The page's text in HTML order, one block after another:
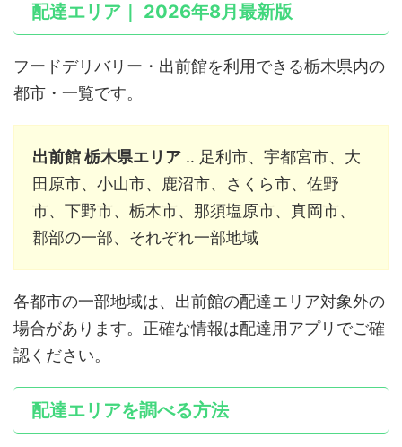
配達エリア｜ 2026年8月最新版
フードデリバリー・出前館を利用できる栃木県内の
都市・一覧です。
出前館 栃木県エリア ‥ 足利市、宇都宮市、大
田原市、小山市、鹿沼市、さくら市、佐野
市、下野市、栃木市、那須塩原市、真岡市、
郡部の一部、それぞれ一部地域
各都市の一部地域は、出前館の配達エリア対象外の
場合があります。正確な情報は配達用アプリでご確
認ください。
配達エリアを調べる方法